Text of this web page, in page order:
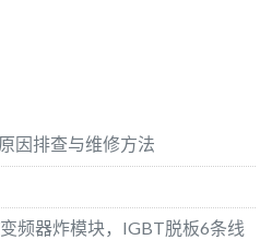
因排查与维修方法
频器炸模块，IGBT脱板6条线